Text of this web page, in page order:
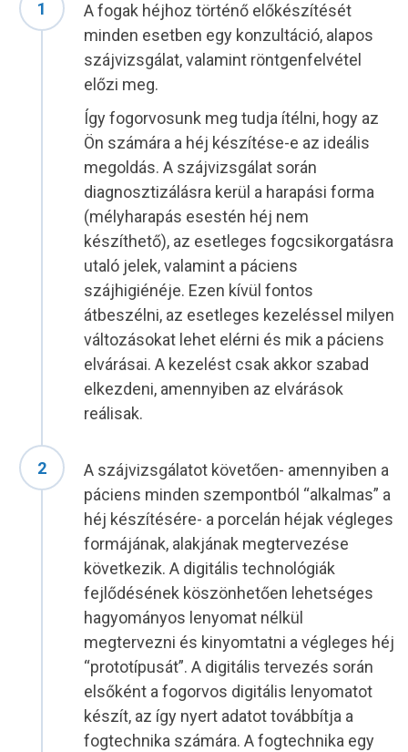
A fogak héjhoz történő előkészítését
minden esetben egy konzultáció, alapos
szájvizsgálat, valamint röntgenfelvétel
előzi meg.
Így fogorvosunk meg tudja ítélni, hogy az
Ön számára a héj készítése-e az ideális
megoldás. A szájvizsgálat során
diagnosztizálásra kerül a harapási forma
(mélyharapás esestén héj nem
készíthető), az esetleges fogcsikorgatásra
utaló jelek, valamint a páciens
szájhigiénéje. Ezen kívül fontos
átbeszélni, az esetleges kezeléssel milyen
változásokat lehet elérni és mik a páciens
elvárásai. A kezelést csak akkor szabad
elkezdeni, amennyiben az elvárások
reálisak.
A szájvizsgálatot követően- amennyiben a
páciens minden szempontból “alkalmas” a
héj készítésére- a porcelán héjak végleges
formájának, alakjának megtervezése
következik. A digitális technológiák
fejlődésének köszönhetően lehetséges
hagyományos lenyomat nélkül
megtervezni és kinyomtatni a végleges héj
“prototípusát”. A digitális tervezés során
elsőként a fogorvos digitális lenyomatot
készít, az így nyert adatot továbbítja a
fogtechnika számára. A fogtechnika egy